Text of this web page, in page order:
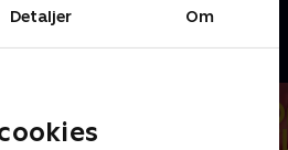
Detaljer Om